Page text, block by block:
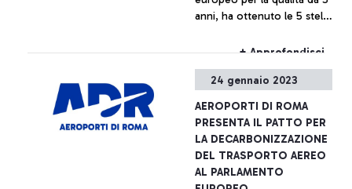
anni, ha ottenuto le 5 stelle
riconoscimento assegnato
internazionale di rating del
+ Approfondisci
24 gennaio 2023
AEROPORTI DI ROMA
PRESENTA IL PATTO PER
LA DECARBONIZZAZIONE
DEL TRASPORTO AEREO
AL PARLAMENTO